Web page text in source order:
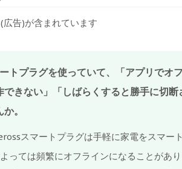
告)が含まれています
トプラグを使っていて、「アプリでオ
きない」「しばらくすると勝手に切断
。
スマートプラグは手軽に家電をスマー
っては頻繁にオフラインになることがあ